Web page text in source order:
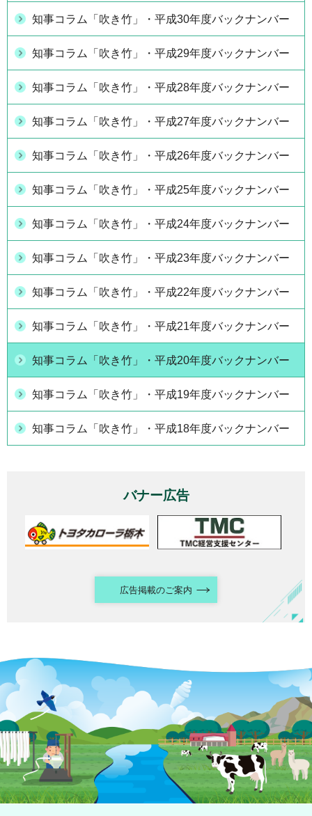
知事コラム「吹き竹」・平成30年度バックナンバー
知事コラム「吹き竹」・平成29年度バックナンバー
知事コラム「吹き竹」・平成28年度バックナンバー
知事コラム「吹き竹」・平成27年度バックナンバー
知事コラム「吹き竹」・平成26年度バックナンバー
知事コラム「吹き竹」・平成25年度バックナンバー
知事コラム「吹き竹」・平成24年度バックナンバー
知事コラム「吹き竹」・平成23年度バックナンバー
知事コラム「吹き竹」・平成22年度バックナンバー
知事コラム「吹き竹」・平成21年度バックナンバー
知事コラム「吹き竹」・平成20年度バックナンバー
知事コラム「吹き竹」・平成19年度バックナンバー
知事コラム「吹き竹」・平成18年度バックナンバー
バナー広告
広告掲載のご案内